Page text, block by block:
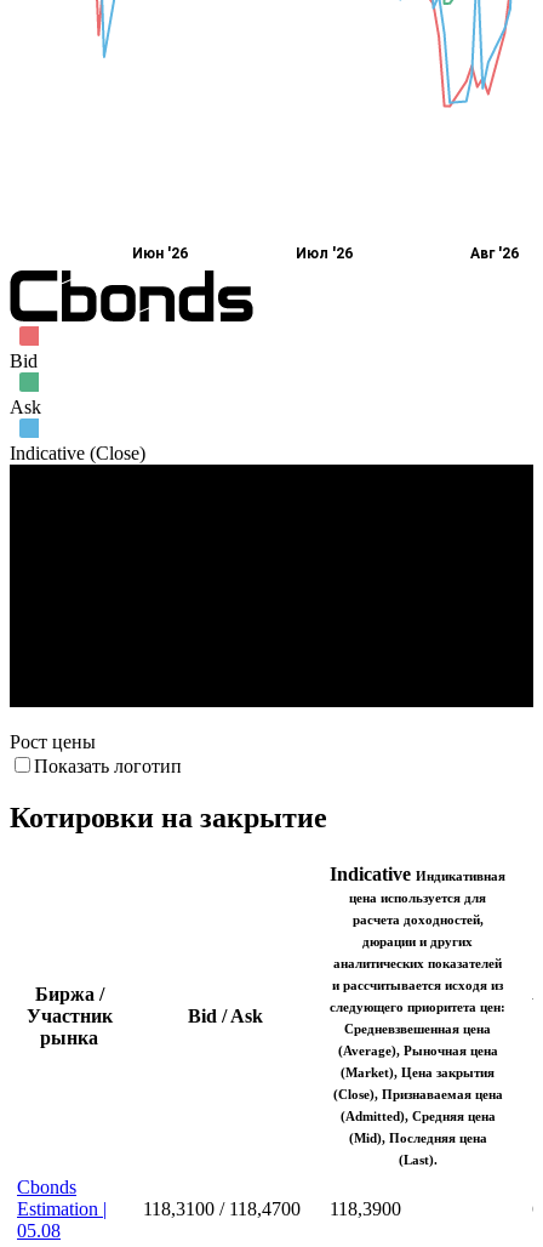
Июн '26 Июл '26 Авг '26
Bid
Ask
Indicative (Close)
Рост цены
Показать логотип
Котировки на закрытие
Биржа /
Участник
рынка
Bid / Ask
Indicative Индикативная
цена используется для
расчета доходностей,
дюрации и других
аналитических показателей
и рассчитывается исходя из
следующего приоритета цен:
Средневзвешенная цена
(Average), Рыночная цена
(Market), Цена закрытия
(Close), Признаваемая цена
(Admitted), Средняя цена
(Mid), Последняя цена
(Last).
Cbonds
Estimation |
05.08
118,3100 / 118,4700 118,3900